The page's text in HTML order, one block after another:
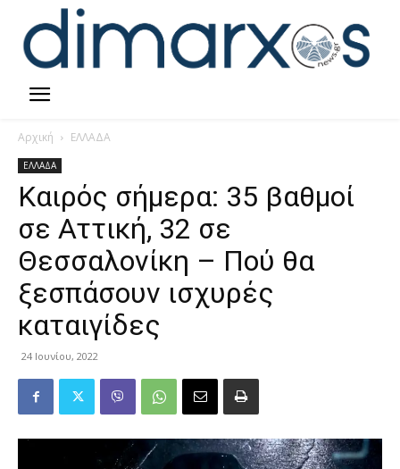
Αρχική ΕΛΛΑΔΑ
ΕΛΛΑΔΑ
Καιρός σήμερα: 35 βαθμοί
σε Αττική, 32 σε
Θεσσαλονίκη – Πού θα
ξεσπάσουν ισχυρές
καταιγίδες
24 Ιουνίου, 2022